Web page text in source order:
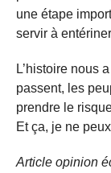
une étape
servir à
L’histoire nous
passent, les
prendre le
Et ça, je ne
Article opinion